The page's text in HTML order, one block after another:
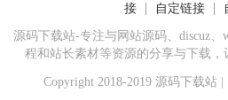
接
自定链接
源码下载站-专注与网站源码、discuz、
程和站长素材等资源的分享与下载，
Copyright 2018-2019 源码下载站 |